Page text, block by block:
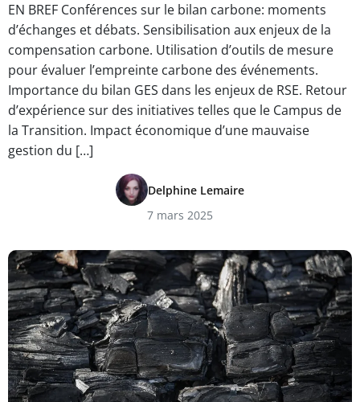
EN BREF Conférences sur le bilan carbone: moments
d’échanges et débats. Sensibilisation aux enjeux de la
compensation carbone. Utilisation d’outils de mesure
pour évaluer l’empreinte carbone des événements.
Importance du bilan GES dans les enjeux de RSE. Retour
d’expérience sur des initiatives telles que le Campus de
la Transition. Impact économique d’une mauvaise
gestion du […]
Delphine Lemaire
7 mars 2025